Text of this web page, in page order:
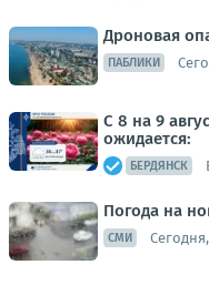
Дроновая
ПАБЛИКИ
С 8 на 9
ожидается:
БЕРДЯНСК
Погода на
СМИ Сегодня,